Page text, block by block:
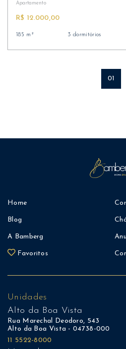
Apartamento
R$ 12.000,00
185 m² 3 dormitórios
01
Home
Blog
A Bamberg
Favoritos
Unidades
Alto da Boa Vista
Rua Marechal Deodoro, 543
Alto da Boa Vista - 04738-000
11 5522-8000